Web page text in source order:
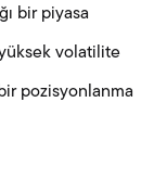
bir piyasa
yüksek volatilite
pozisyonlanma